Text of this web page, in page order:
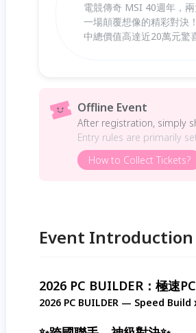
電競傳奇 MSI 40週年，
一場顛覆想像的精彩對決
中總價值高達近20萬元驚
Offline Event
After registration, simply
Entry rules are primarily
How to Collect Tickets?
Event Introduction
2026 PC BUILDER：極速
2026 PC BUILDER — Speed